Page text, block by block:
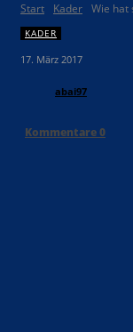
Start Kader Wie hat
KADER
17. März 2017
abai97
Kommentare0